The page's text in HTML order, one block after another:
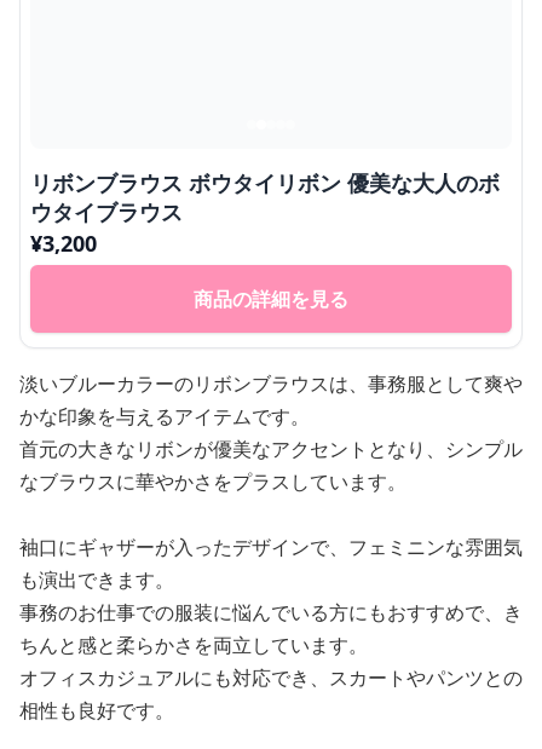
リボンブラウス ボウタイリボン 優美な大人のボ
ウタイブラウス
¥3,200
商品の詳細を見る
淡いブルーカラーのリボンブラウスは、事務服として爽や
かな印象を与えるアイテムです。
首元の大きなリボンが優美なアクセントとなり、シンプル
なブラウスに華やかさをプラスしています。
袖口にギャザーが入ったデザインで、フェミニンな雰囲気
も演出できます。
事務のお仕事での服装に悩んでいる方にもおすすめで、き
ちんと感と柔らかさを両立しています。
オフィスカジュアルにも対応でき、スカートやパンツとの
相性も良好です。